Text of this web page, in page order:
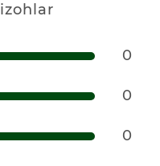
izohlar
0
0
0